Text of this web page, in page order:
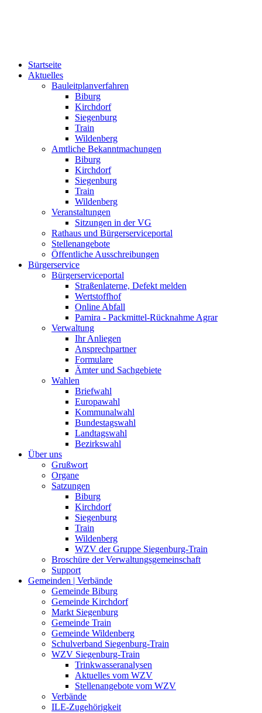
Startseite
Aktuelles
Bauleitplanverfahren
Biburg
Kirchdorf
Siegenburg
Train
Wildenberg
Amtliche Bekanntmachungen
Biburg
Kirchdorf
Siegenburg
Train
Wildenberg
Veranstaltungen
Sitzungen in der VG
Rathaus und Bürgerserviceportal
Stellenangebote
Öffentliche Ausschreibungen
Bürgerservice
Bürgerserviceportal
Straßenlaterne, Defekt melden
Wertstoffhof
Online Abfall
Pamira - Packmittel-Rücknahme Agrar
Verwaltung
Ihr Anliegen
Ansprechpartner
Formulare
Ämter und Sachgebiete
Wahlen
Briefwahl
Europawahl
Kommunalwahl
Bundestagswahl
Landtagswahl
Bezirkswahl
Über uns
Grußwort
Organe
Satzungen
Biburg
Kirchdorf
Siegenburg
Train
Wildenberg
WZV der Gruppe Siegenburg-Train
Broschüre der Verwaltungsgemeinschaft
Support
Gemeinden | Verbände
Gemeinde Biburg
Gemeinde Kirchdorf
Markt Siegenburg
Gemeinde Train
Gemeinde Wildenberg
Schulverband Siegenburg-Train
WZV Siegenburg-Train
Trinkwasseranalysen
Aktuelles vom WZV
Stellenangebote vom WZV
Verbände
ILE-Zugehörigkeit